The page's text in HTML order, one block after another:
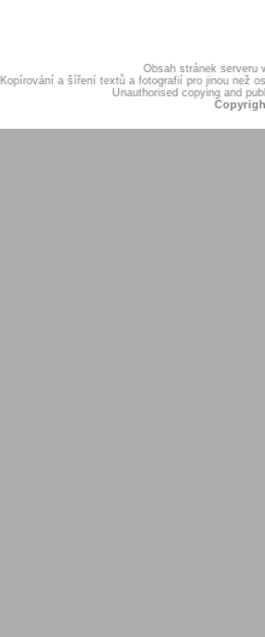
Obsah stránek serveru
Kopírování a šíření textů a fotografií pro jinou než
Unauthorised copying and